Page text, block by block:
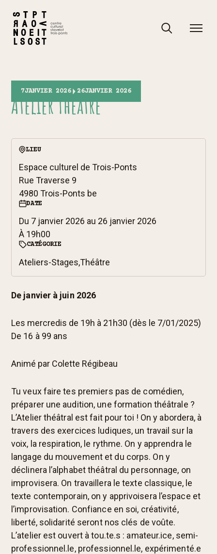
content
Rechercher
Rechercher
Atelier Théâtre
7JANVIER 2026 26JANVIER 2026
CATÉGORIE
Ateliers-Stages,Théâtre
LIEU
Espace culturel de Trois-Ponts
Rue Traverse 9
4980 Trois-Ponts be
DATE
Du 7 janvier 2026 au 26 janvier 2026
À 19h00
De janvier à juin 2026
Les mercredis de 19h à 21h30 (dès le 7/01/2025)
De 16 à 99 ans
Animé par Colette Régibeau
Tu veux faire tes premiers pas de comédien,
préparer une audition, une formation théâtrale ?
L’Atelier théâtral est fait pour toi ! On y abordera, à
travers des exercices ludiques, un travail sur la
voix, la respiration, le rythme. On y apprendra le
langage du mouvement et du corps. On y
déclinera l’alphabet théâtral du personnage, on
improvisera. On travaillera le texte classique, le
texte contemporain, on y apprivoisera l’espace et
l’improvisation. Confiance en soi, créativité,
liberté, solidarité seront nos clés de voûte.
L’atelier est ouvert à tou.te.s : amateur.ice, semi-
professionnel.le, professionnel.le, expérimenté.e